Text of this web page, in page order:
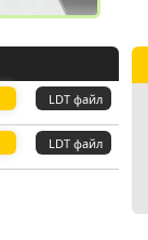
LDT файл
LDT файл